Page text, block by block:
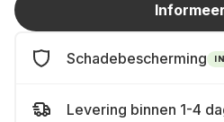
Schadebescherming
Levering binnen 1-4